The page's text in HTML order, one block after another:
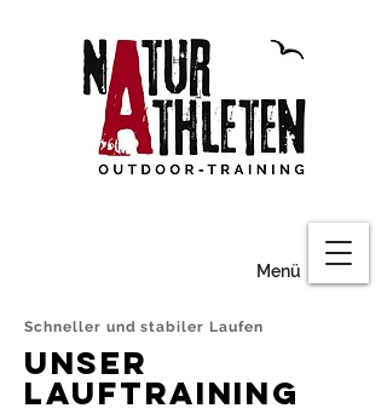
Menü
Schneller und stabiler Laufen
Unser
Lauftraining